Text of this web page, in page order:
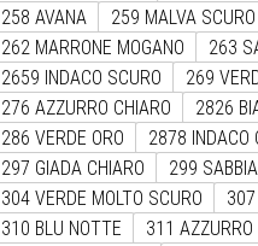
258 AVANA
259 MALVA
262 MARRONE MOGANO
263
2659 INDACO SCURO
269
276 AZZURRO CHIARO
2826
286 VERDE ORO
2878 INDACO
297 GIADA CHIARO
299 SABBIA
304 VERDE MOLTO SCURO
307
310 BLU NOTTE
311 AZZURRO